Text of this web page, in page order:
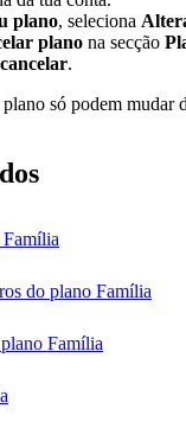
plano, seleciona
plano na secção
.
só podem mudar
do plano Família
Família